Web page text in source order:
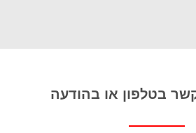
בטלפון או בהודעה